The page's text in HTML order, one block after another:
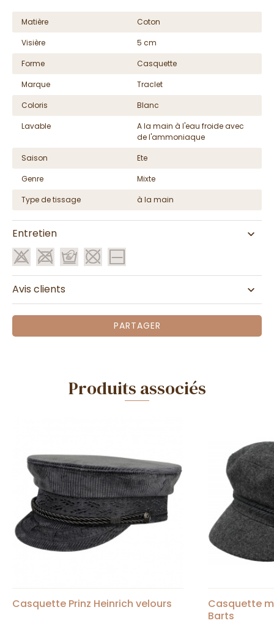
Matière
Coton
Visière
5 cm
Forme
Casquette
Marque
Traclet
Coloris
Blanc
Lavable
A la main à l'eau froide avec
de l'ammoniaque
Saison
Ete
Genre
Mixte
Type de tissage
à la main
Entretien
Avis clients
PARTAGER
Produits associés
Casquette Prinz Heinrich velours
Casquette
Barts